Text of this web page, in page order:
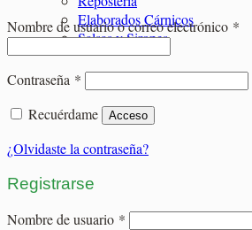
Elaborados Cárnicos
Salsas y Siropes
Nombre de usuario o correo electrónico *
Contraseña * Obligatorio
Recuérdame
Acceso
¿Olvidaste la contraseña?
Registrarse
Nombre de usuario * Obligatorio